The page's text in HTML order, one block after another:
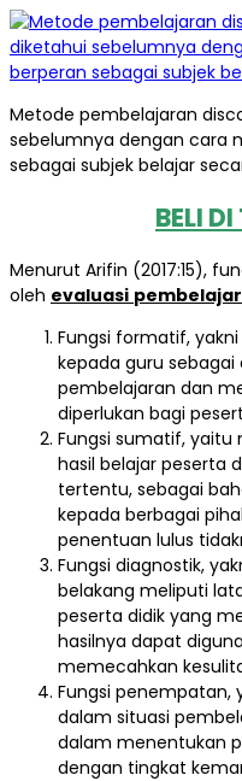
Metode pembelajaran
sebelumnya dengan cara
sebagai subjek belajar
BELI
Menurut Arifin (2017:15),
oleh evaluasi
Fungsi formatif,
kepada guru
pembelajaran dan
diperlukan bagi
Fungsi sumatif,
hasil belajar peserta
tertentu, sebagai
kepada berbagai
penentuan lulus
Fungsi diagnostik,
belakang meliputi
peserta didik yang
hasilnya dapat
memecahkan
Fungsi penempatan,
dalam situasi
dalam menentukan
dengan tingkat